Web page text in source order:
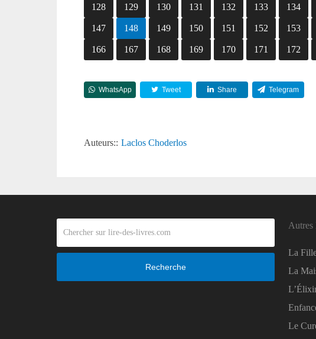
128 129 130 131 132 133 134
147 148 149 150 151 152 153
166 167 168 169 170 171 172
WhatsApp Tweet Share Telegram
Auteurs:: Laclos Choderlos
Recherche
Autres
La
La
Le